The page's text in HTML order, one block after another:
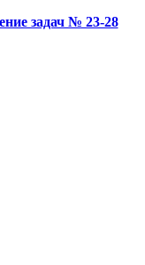
задач № 23-28